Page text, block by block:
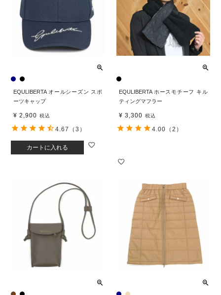
EQULIBERTA オールシーズン スポ
ーツキャップ
¥ 2,900 税込
カートに入れる
4.67 （3）
EQULIBERTA ホースモチーフ キル
ティングマフラー
¥ 3,300 税込
4.00 （2）